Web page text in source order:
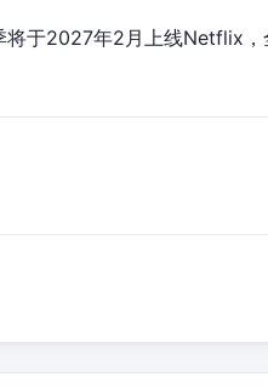
将于2027年2月上线Netflix